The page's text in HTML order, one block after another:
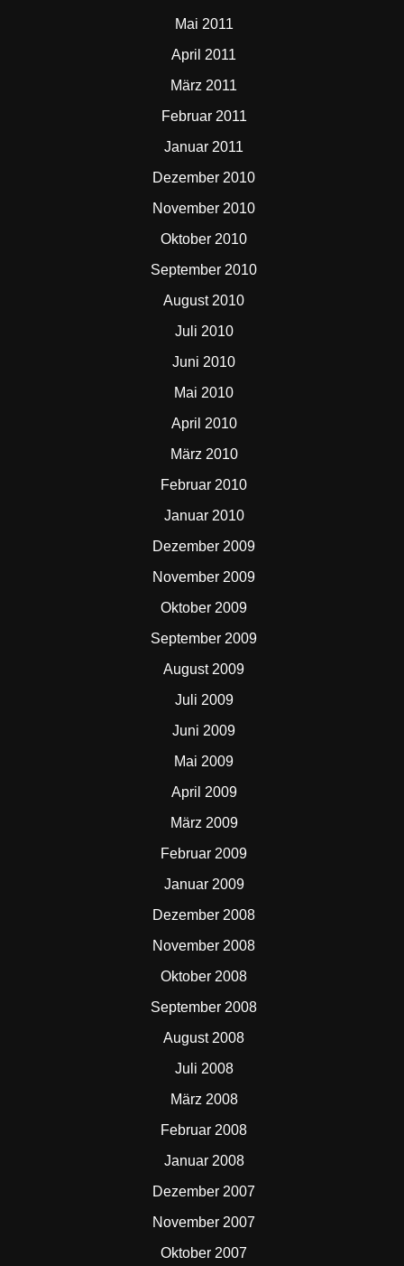
Mai 2011
April 2011
März 2011
Februar 2011
Januar 2011
Dezember 2010
November 2010
Oktober 2010
September 2010
August 2010
Juli 2010
Juni 2010
Mai 2010
April 2010
März 2010
Februar 2010
Januar 2010
Dezember 2009
November 2009
Oktober 2009
September 2009
August 2009
Juli 2009
Juni 2009
Mai 2009
April 2009
März 2009
Februar 2009
Januar 2009
Dezember 2008
November 2008
Oktober 2008
September 2008
August 2008
Juli 2008
März 2008
Februar 2008
Januar 2008
Dezember 2007
November 2007
Oktober 2007